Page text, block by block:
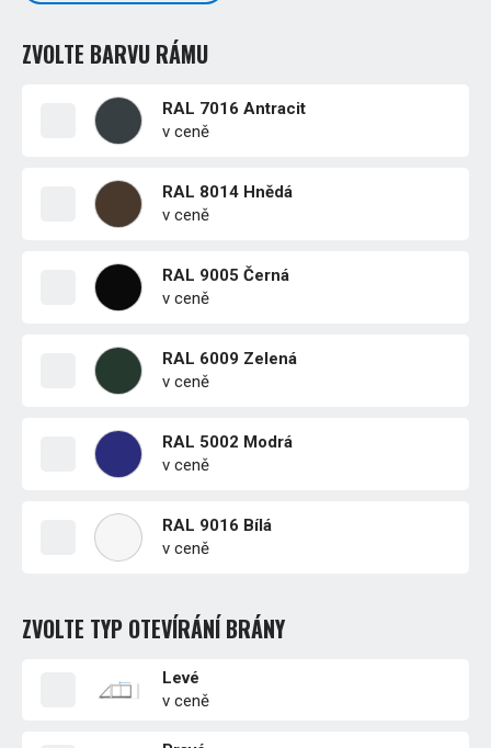
ZVOLTE BARVU RÁMU
RAL 7016 Antracit
v ceně
RAL 8014 Hnědá
v ceně
RAL 9005 Černá
v ceně
RAL 6009 Zelená
v ceně
RAL 5002 Modrá
v ceně
RAL 9016 Bílá
v ceně
ZVOLTE TYP OTEVÍRÁNÍ BRÁNY
Levé
v ceně